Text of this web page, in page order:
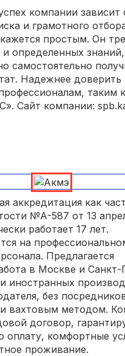
компании зависит
и грамотного
простым. Он
определенных
самостоятельно
Надежнее доверить
таким
Сайт компании:
аккредитация как
№А-587 от 13
работает 17 лет.
на
Предлагается
в Москве и Санкт-
иностранных
без
вахтовым методом.
договор,
оплату, комфортные
проживание.